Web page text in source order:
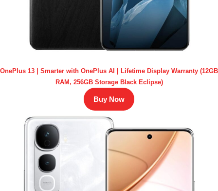
OnePlus 13 | Smarter with OnePlus AI | Lifetime Display Warranty (12GB
RAM, 256GB Storage Black Eclipse)
Buy Now